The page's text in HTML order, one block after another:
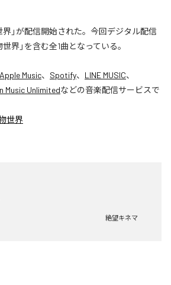
界」が配信開始された。今回デジタル配信
界」を含む全1曲となっている。
Apple Music、 Spotify、 LINE MUSIC、
Music Unlimitedなどの音楽配信サービスで
世界
絶望キネマ